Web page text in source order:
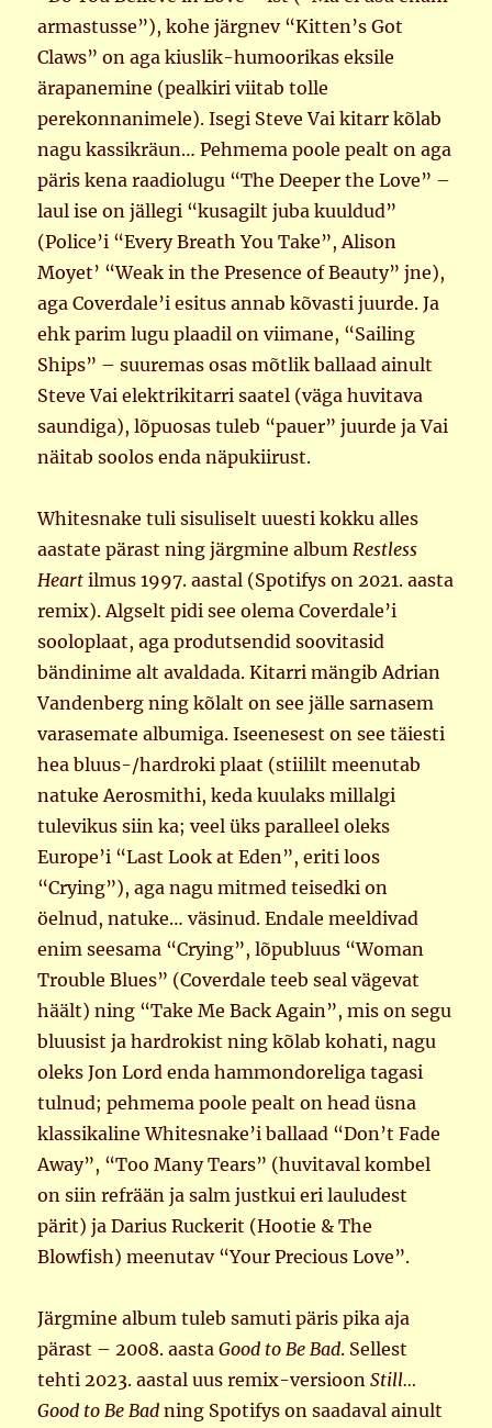
armastusse”), kohe järgnev “Kitten’s Got
Claws” on aga kiuslik-humoorikas eksile
ärapanemine (pealkiri viitab tolle
perekonnanimele). Isegi Steve Vai kitarr kõlab
nagu kassikräun… Pehmema poole pealt on aga
päris kena raadiolugu “The Deeper the Love” –
laul ise on jällegi “kusagilt juba kuuldud”
(Police’i “Every Breath You Take”, Alison
Moyet’ “Weak in the Presence of Beauty” jne),
aga Coverdale’i esitus annab kõvasti juurde. Ja
ehk parim lugu plaadil on viimane, “Sailing
Ships” – suuremas osas mõtlik ballaad ainult
Steve Vai elektrikitarri saatel (väga huvitava
saundiga), lõpuosas tuleb “pauer” juurde ja Vai
näitab soolos enda näpukiirust.
Whitesnake tuli sisuliselt uuesti kokku alles
aastate pärast ning järgmine album Restless
Heart ilmus 1997. aastal (Spotifys on 2021. aasta
remix). Algselt pidi see olema Coverdale’i
sooloplaat, aga produtsendid soovitasid
bändinime alt avaldada. Kitarri mängib Adrian
Vandenberg ning kõlalt on see jälle sarnasem
varasemate albumiga. Iseenesest on see täiesti
hea bluus-/hardroki plaat (stiililt meenutab
natuke Aerosmithi, keda kuulaks millalgi
tulevikus siin ka; veel üks paralleel oleks
Europe’i “Last Look at Eden”, eriti loos
“Crying”), aga nagu mitmed teisedki on
öelnud, natuke… väsinud. Endale meeldivad
enim seesama “Crying”, lõpubluus “Woman
Trouble Blues” (Coverdale teeb seal vägevat
häält) ning “Take Me Back Again”, mis on segu
bluusist ja hardrokist ning kõlab kohati, nagu
oleks Jon Lord enda hammondoreliga tagasi
tulnud; pehmema poole pealt on head üsna
klassikaline Whitesnake’i ballaad “Don’t Fade
Away”, “Too Many Tears” (huvitaval kombel
on siin refrään ja salm justkui eri lauludest
pärit) ja Darius Ruckerit (Hootie & The
Blowfish) meenutav “Your Precious Love”.
Järgmine album tuleb samuti päris pika aja
pärast – 2008. aastaGood to Be Bad. Sellest
tehti 2023. aastal uus remix-versioonStill…
Good to Be Bad ning Spotifys on saadaval ainult